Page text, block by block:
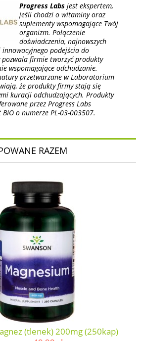
Progress Labs jest ekspertem,
jeśli chodzi o witaminy oraz
suplementy wspomagające Twój
organizm. Połączenie
doświadczenia, najnowszych
podejścia do
firmie tworzyć produkty
wspomagające odchudzanie.
przetwarzane w Laboratorium
że produkty firmy stają się
kuracji odchudzających. Produkty
przez Progress Labs
o numerze PL-03-003507.
RAZEM
(tlenek) 200mg (250kap)